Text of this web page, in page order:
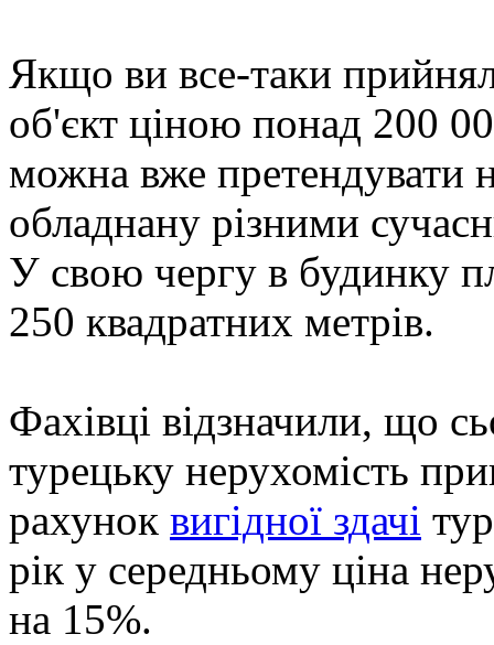
Якщо ви все-таки
об'єкт ціною понад 200
можна вже претендувати
обладнану різними
У свою чергу в будинку
250 квадратних метрів.
Фахівці відзначили, що
турецьку нерухомість
рахунок вигідної здачі
рік у середньому ціна
на 15%.